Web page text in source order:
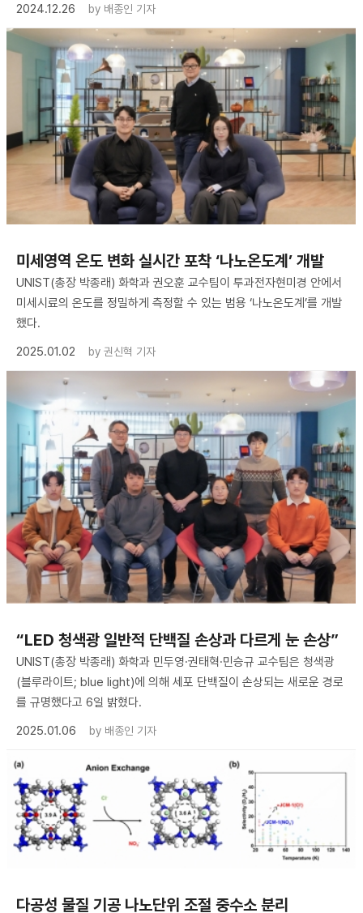
2024.12.26
by 배종인 기자
미세영역 온도 변화 실시간 포착 ‘나노온도계’ 개발
UNIST(총장 박종래) 화학과 권오훈 교수팀이 투과전자현미경 안에서
미세시료의 온도를 정밀하게 측정할 수 있는 범용 ‘나노온도계’를 개발
했다.
2025.01.02
by 권신혁 기자
“LED 청색광 일반적 단백질 손상과 다르게 눈 손상”
UNIST(총장 박종래) 화학과 민두영·권태혁·민승규 교수팀은 청색광
(블루라이트; blue light)에 의해 세포 단백질이 손상되는 새로운 경로
를 규명했다고 6일 밝혔다.
2025.01.06
by 배종인 기자
다공성 물질 기공 나노단위 조절 중수소 분리